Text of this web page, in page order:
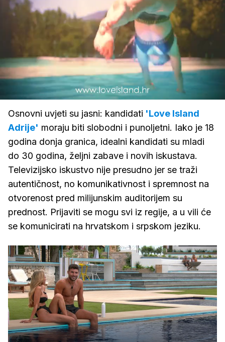
Upali
zvuk
/
Loaded:
100.00%
Osnovni uvjeti su jasni: kandidati 'Love Island
Adrije' moraju biti slobodni i punoljetni. Iako je 18
godina donja granica, idealni kandidati su mladi
do 30 godina, željni zabave i novih iskustava.
Televizijsko iskustvo nije presudno jer se traži
autentičnost, no komunikativnost i spremnost na
otvorenost pred milijunskim auditorijem su
prednost. Prijaviti se mogu svi iz regije, a u vili će
se komunicirati na hrvatskom i srpskom jeziku.